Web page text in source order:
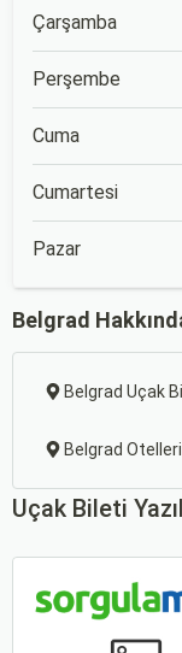
Çarşamba
Perşembe
Cuma
Cumartesi
Pazar
Belgrad
Belgrad Uçak
Belgrad Otelleri
Uçak Bileti